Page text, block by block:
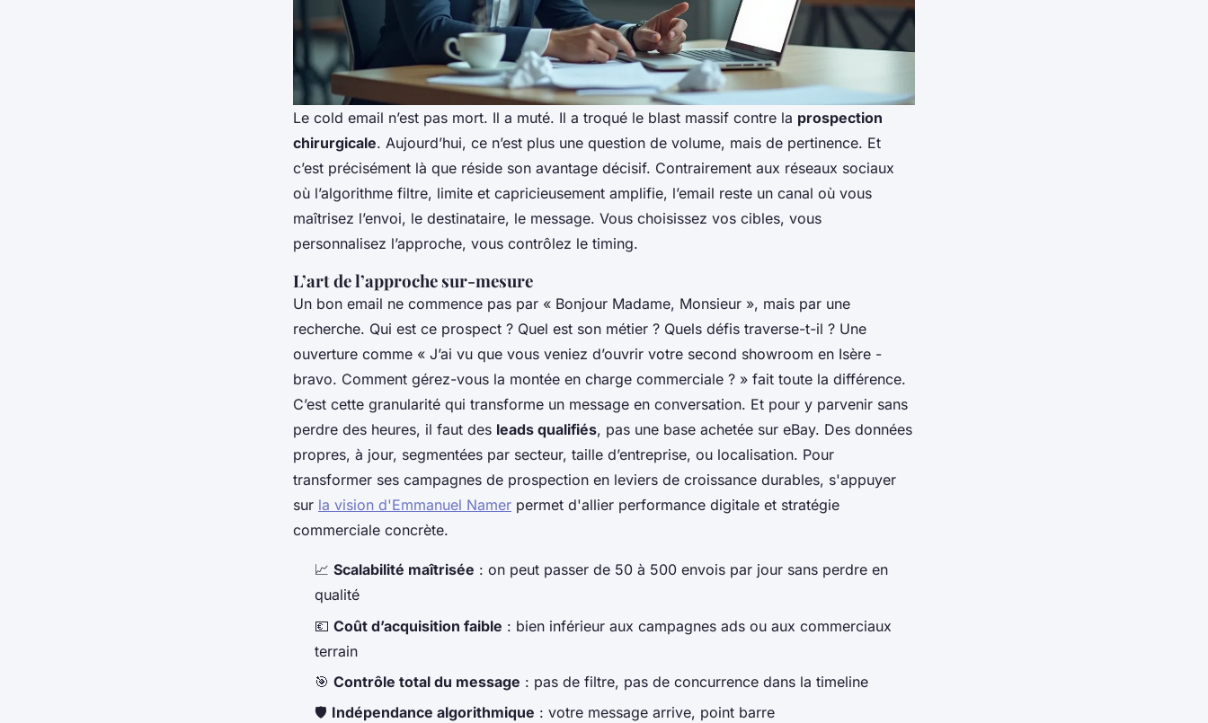
Le cold email n’est pas mort. Il a muté. Il a troqué le blast massif contre la prospection
chirurgicale. Aujourd’hui, ce n’est plus une question de volume, mais de pertinence. Et
c’est précisément là que réside son avantage décisif. Contrairement aux réseaux sociaux
où l’algorithme filtre, limite et capricieusement amplifie, l’email reste un canal où vous
maîtrisez l’envoi, le destinataire, le message. Vous choisissez vos cibles, vous
personnalisez l’approche, vous contrôlez le timing.
L’art de l’approche sur-mesure
Un bon email ne commence pas par « Bonjour Madame, Monsieur », mais par une
recherche. Qui est ce prospect ? Quel est son métier ? Quels défis traverse-t-il ? Une
ouverture comme « J’ai vu que vous veniez d’ouvrir votre second showroom en Isère -
bravo. Comment gérez-vous la montée en charge commerciale ? » fait toute la différence.
C’est cette granularité qui transforme un message en conversation. Et pour y parvenir sans
perdre des heures, il faut des leads qualifiés, pas une base achetée sur eBay. Des données
propres, à jour, segmentées par secteur, taille d’entreprise, ou localisation. Pour
transformer ses campagnes de prospection en leviers de croissance durables, s'appuyer
sur la vision d'Emmanuel Namer permet d'allier performance digitale et stratégie
commerciale concrète.
📈 Scalabilité maîtrisée : on peut passer de 50 à 500 envois par jour sans perdre en
qualité
💶 Coût d’acquisition faible : bien inférieur aux campagnes ads ou aux commerciaux
terrain
🎯 Contrôle total du message : pas de filtre, pas de concurrence dans la timeline
🛡️ Indépendance algorithmique : votre message arrive, point barre